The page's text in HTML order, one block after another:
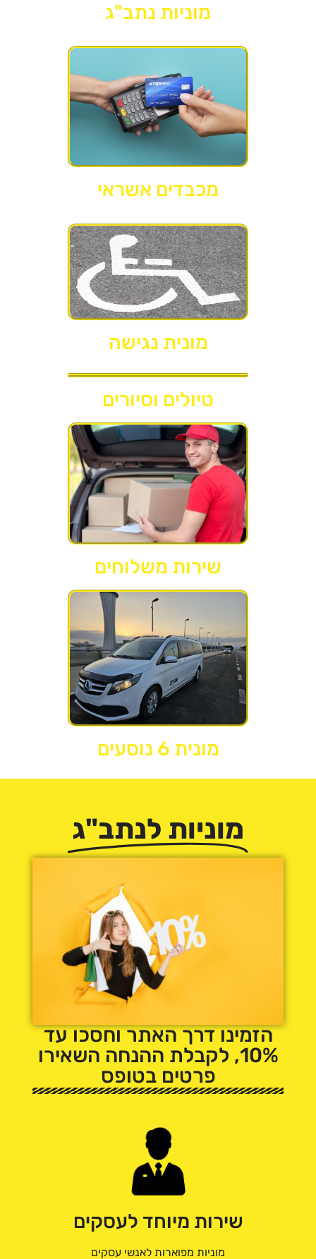
מוניות נתב"ג
מכבדים אשראי
מונית נגישה
טיולים וסיורים
שירות משלוחים
מונית 6 נוסעים
מוניות לנתב"ג
הזמינו דרך האתר וחסכו עד
10%, לקבלת ההנחה השאירו
פרטים בטופס
שירות מיוחד לעסקים
מוניות מפוארות לאנשי עסקים